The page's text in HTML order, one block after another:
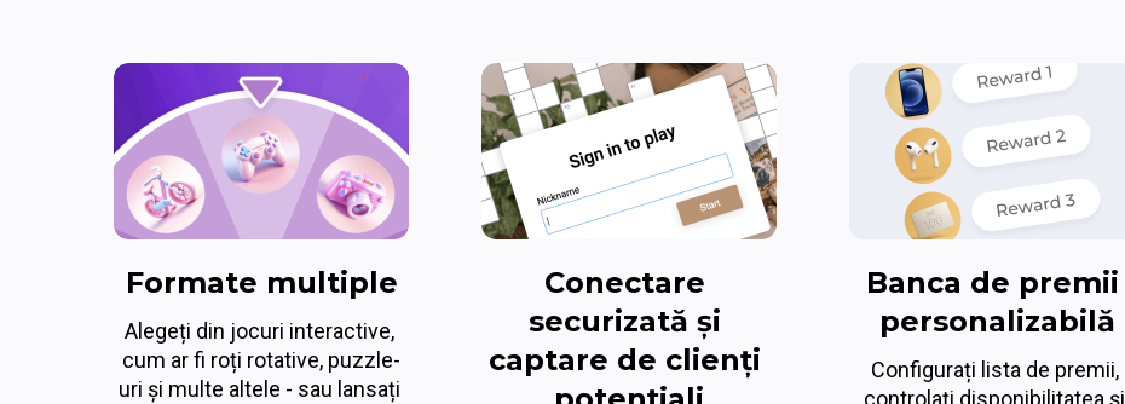
Formate multiple
Alegeți din jocuri interactive,
cum ar fi roți rotative, puzzle-
uri și multe altele - sau lansați
Conectare
securizată și
captare de clienți
Banca de premii
personalizabilă
Configurați lista de premii,